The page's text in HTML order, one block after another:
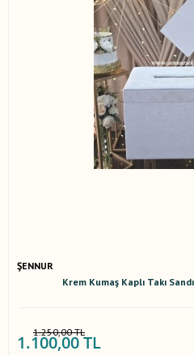
ŞENNUR
Krem Kumaş Kaplı Takı
1.250,00 TL
1.100,00 TL